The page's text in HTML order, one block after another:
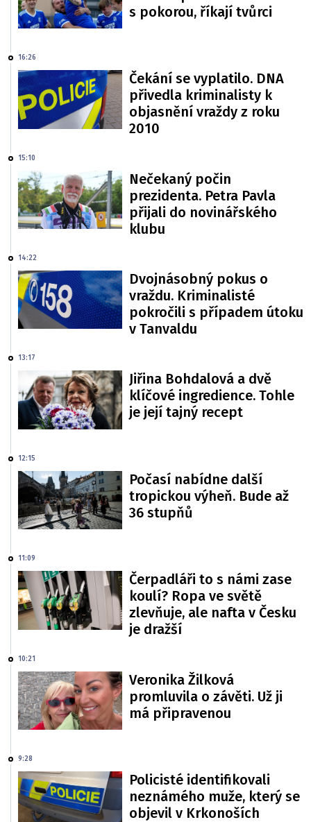
s pokorou, říkají tvůrci
16:26
Čekání se vyplatilo. DNA
přivedla kriminalisty k
objasnění vraždy z roku
2010
15:10
Nečekaný počin
prezidenta. Petra Pavla
přijali do novinářského
klubu
14:22
Dvojnásobný pokus o
vraždu. Kriminalisté
pokročili s případem útoku
v Tanvaldu
13:17
Jiřina Bohdalová a dvě
klíčové ingredience. Tohle
je její tajný recept
12:15
Počasí nabídne další
tropickou výheň. Bude až
36 stupňů
11:09
Čerpadláři to s námi zase
koulí? Ropa ve světě
zlevňuje, ale nafta v Česku
je dražší
10:21
Veronika Žilková
promluvila o závěti. Už ji
má připravenou
9:28
Policisté identifikovali
neznámého muže, který se
objevil v Krkonoších